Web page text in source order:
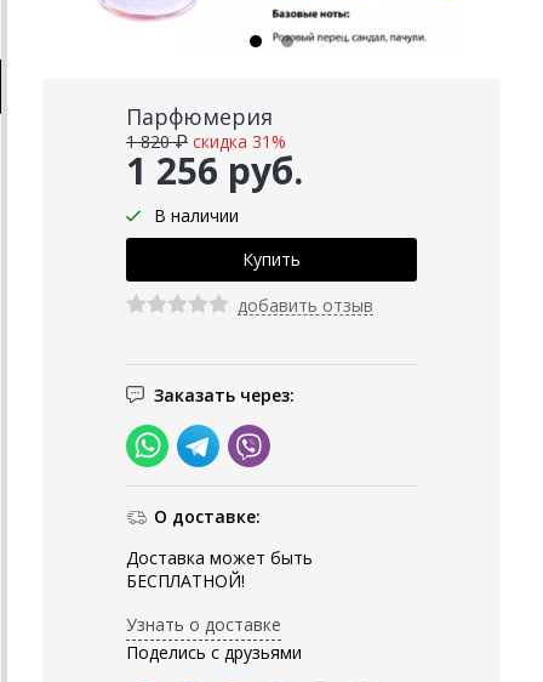
Парфюмерия
1 256 руб.
1 820 ₽ скидка 31%
В наличии
добавить отзыв
Заказать через:
О доставке:
Доставка может быть
БЕСПЛАТНОЙ!
Узнать о доставке
Поделись с друзьями